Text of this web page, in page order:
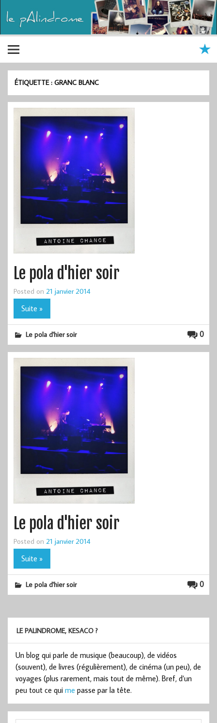
ÉTIQUETTE :GRANC BLANC
Le pola d'hier soir
Posted on 21 janvier 2014
Suite »
0
Le pola d'hier soir
Le pola d'hier soir
Posted on 21 janvier 2014
Suite »
0
Le pola d'hier soir
LE PALINDROME, KESACO ?
Un blog qui parle de musique (beaucoup), de vidéos
(souvent), de livres (régulièrement), de cinéma (un peu), de
voyages (plus rarement, mais tout de même). Bref, d’un
peu tout ce qui me passe par la tête.